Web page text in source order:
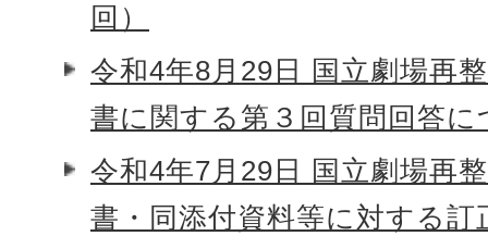
回）
令和4年8月29日 国立劇場再
書に関する第３回質問回答に
令和4年7月29日 国立劇場再
書・同添付資料等に対する